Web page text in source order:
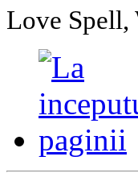
Love Spell,